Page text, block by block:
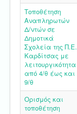
Τοποθέτηση
Αναπληρωτών
Δ/ντών σε
Δημοτικά
Σχολεία της Π.Ε.
Καρδίτσας με
λειτουργικότητα
από 4/θ έως και
9/θ
Ορισμός και
τοποθέτηση